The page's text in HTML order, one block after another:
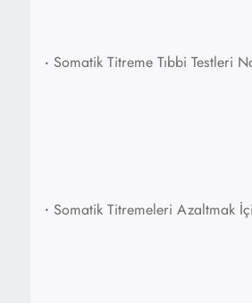
• Somatik Titreme Tıbbi Testleri
• Somatik Titremeleri Azaltmak